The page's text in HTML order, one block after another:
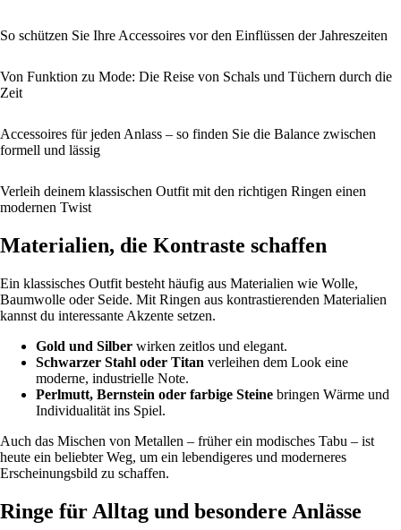
So schützen Sie Ihre Accessoires vor den Einflüssen der Jahreszeiten
Von Funktion zu Mode: Die Reise von Schals und Tüchern durch die
Zeit
Accessoires für jeden Anlass – so finden Sie die Balance zwischen
formell und lässig
Verleih deinem klassischen Outfit mit den richtigen Ringen einen
modernen Twist
Materialien, die Kontraste schaffen
Ein klassisches Outfit besteht häufig aus Materialien wie Wolle,
Baumwolle oder Seide. Mit Ringen aus kontrastierenden Materialien
kannst du interessante Akzente setzen.
Gold und Silber wirken zeitlos und elegant.
Schwarzer Stahl oder Titan verleihen dem Look eine
moderne, industrielle Note.
Perlmutt, Bernstein oder farbige Steine bringen Wärme und
Individualität ins Spiel.
Auch das Mischen von Metallen – früher ein modisches Tabu – ist
heute ein beliebter Weg, um ein lebendigeres und moderneres
Erscheinungsbild zu schaffen.
Ringe für Alltag und besondere Anlässe